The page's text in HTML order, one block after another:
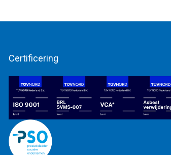
Certificering